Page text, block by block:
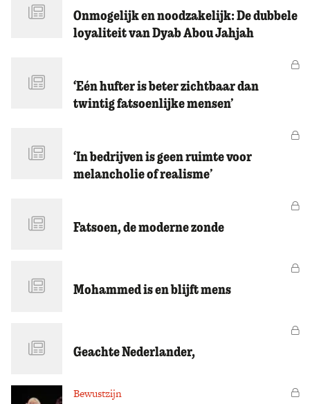
Onmogelijk en noodzakelijk: De dubbele
loyaliteit van Dyab Abou Jahjah
‘Eén hufter is beter zichtbaar dan
twintig fatsoenlijke mensen’
‘In bedrijven is geen ruimte voor
melancholie of realisme’
Fatsoen, de moderne zonde
Mohammed is en blijft mens
Geachte Nederlander,
Bewustzijn